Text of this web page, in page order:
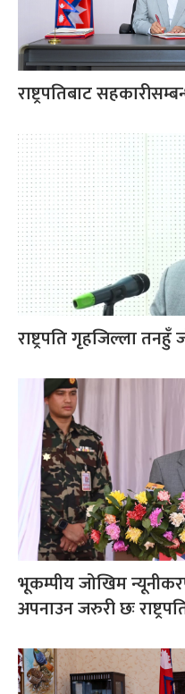
राष्ट्रपतिबाट
राष्ट्रपति गृहजिल्ला तनहुँ
भूकम्पीय जोखिम
अपनाउन जरुरी छः